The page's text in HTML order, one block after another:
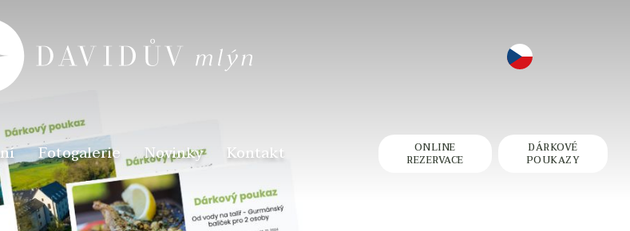
Fotogalerie Novinky Kontakt
ONLINE
REZERVACE
DÁRKOVÉ
POUKAZY